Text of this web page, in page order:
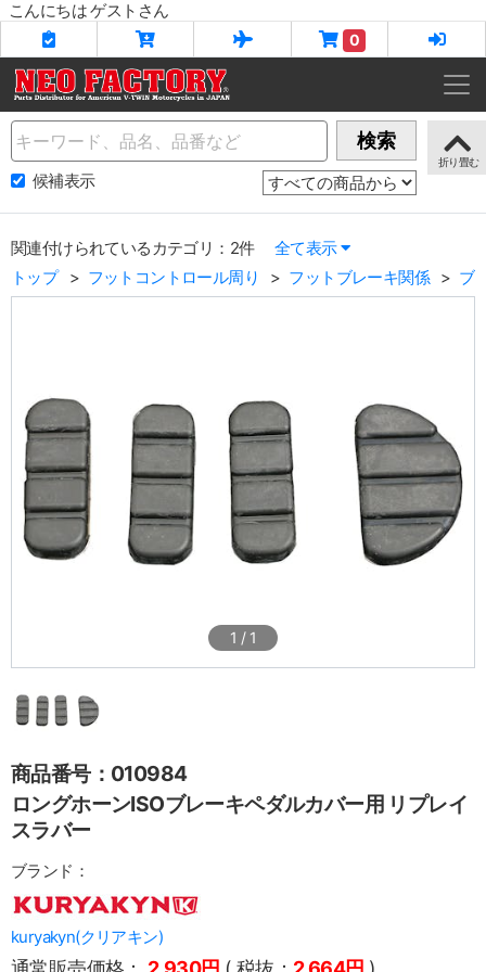
こんにちは ゲストさん
0
Name 検索
候補表示
関連付けられているカテゴリ：2件
全て表示
トップ
フットコントロール周り フットブレーキ関係 ブ
1 / 1
商品番号：010984
ロングホーンISOブレーキペダルカバー用 リプレイ
スラバー
ブランド：
kuryakyn(クリアキン)